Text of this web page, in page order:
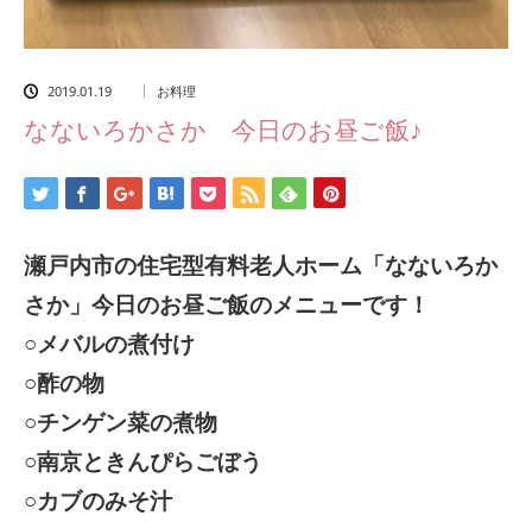
2019.01.19 お料理
なないろかさか 今日のお昼ご飯♪
瀬戸内市の住宅型有料老人ホーム「なないろか
さか」今日のお昼ご飯のメニューです！
○メバルの煮付け
○酢の物
○チンゲン菜の煮物
○南京ときんぴらごぼう
○カブのみそ汁